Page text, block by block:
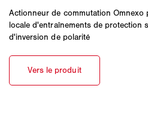
Actionneur de commutation Omnexo
locale d'entraînements de protection
d'inversion de polarité